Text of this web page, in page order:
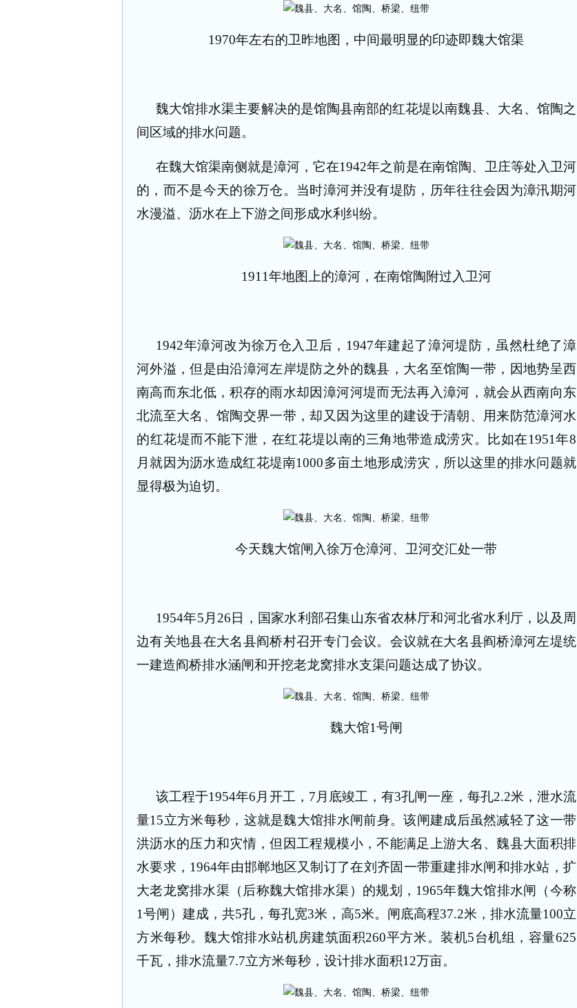
1970年左右的卫昨地图，中间最明显的印迹即魏大馆渠
魏大馆排水渠主要解决的是馆陶县南部的红花堤以南魏县、大名、馆陶之
间区域的排水问题。
在魏大馆渠南侧就是漳河，它在1942年之前是在南馆陶、卫庄等处入卫河
的，而不是今天的徐万仓。当时漳河并没有堤防，历年往往会因为漳汛期河
水漫溢、沥水在上下游之间形成水利纠纷。
1911年地图上的漳河，在南馆陶附过入卫河
1942年漳河改为徐万仓入卫后， 1947年建起了漳河堤防，虽然杜绝了漳
河外溢，但是由沿漳河左岸堤防之外的魏县，大名至馆陶一带，因地势呈西
南高而东北低，积存的雨水却因漳河河堤而无法再入漳河，就会从西南向东
北流至大名、馆陶交界一带，却又因为这里的建设于清朝、用来防范漳河水
的红花堤而不能下泄，在红花堤以南的三角地带造成涝灾。比如在1951年8
月就因为沥水造成红花堤南1000多亩土地形成涝灾，所以这里的排水问题就
显得极为迫切。
今天魏大馆闸入徐万仓漳河、卫河交汇处一带
1954年5 月 26 日，国家水利部召集山东省农林厅和河北省水利厅，以及周
边有关地县在大名县阎桥村召开专门会议。会议就在大名县阎桥漳河左堤统
一建造阎桥排水涵闸和开挖老龙窝排水支渠问题达成了协议。
魏大馆1号闸
该工程于1954年6 月开工， 7 月底竣工，有3孔闸一座，每孔2.2米，泄水流
量15立方米每秒，这就是魏大馆排水闸前身。该闸建成后虽然减轻了这一带
洪沥水的压力和灾情，但因工程规模小，不能满足上游大名、魏县大面积排
水要求， 1964年由邯郸地区又制订了在刘齐固一带重建排水闸和排水站，扩
大老龙窝排水渠（后称魏大馆排水渠）的规划， 1965年魏大馆排水闸（今称
1号闸）建成，共5孔，每孔宽3米，高5米。闸底高程37.2米，排水流量100立
方米每秒。魏大馆排水站机房建筑面积260平方米。装机5台机组，容量625
千瓦，排水流量7.7立方米每秒，设计排水面积12万亩。